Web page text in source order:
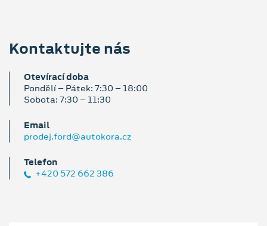
Kontaktujte nás
Otevírací doba
Pondělí – Pátek: 7:30 – 18:00
Sobota: 7:30 – 11:30
Email
prodej.ford@autokora.cz
Telefon
+420 572 662 386